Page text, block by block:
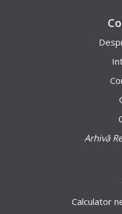
Arhivă
Calculator